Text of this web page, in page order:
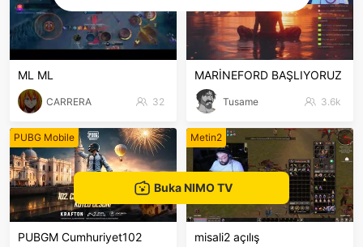
ML ML
CARRERA 32
MARİNEFORD BAŞLIYORUZ
Tusame 3.6k
PUBG Mobile
PUBGM Cumhuriyet102
Metin2
misali2 açılış
Buka NIMO TV
sentinelEnd